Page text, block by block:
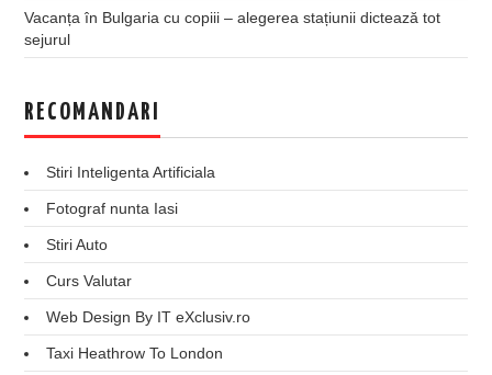
Vacanța în Bulgaria cu copiii – alegerea stațiunii dictează tot
sejurul
RECOMANDARI
Stiri Inteligenta Artificiala
Fotograf nunta Iasi
Stiri Auto
Curs Valutar
Web Design By IT eXclusiv.ro
Taxi Heathrow To London